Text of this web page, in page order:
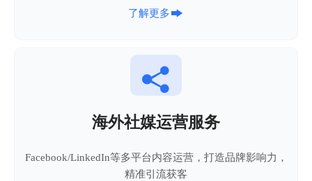
了解更多

海外社媒运营服务
Facebook/LinkedIn等多平台内容运营，打造品牌影响力，
精准引流获客